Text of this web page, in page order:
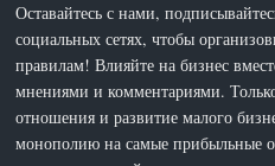
Оставайтесь с нами,
социальных сетях, чтобы
правилам! Влияйте на бизнес
мнениями и комментариями.
отношения и развитие малого
монополию на самые прибыльные